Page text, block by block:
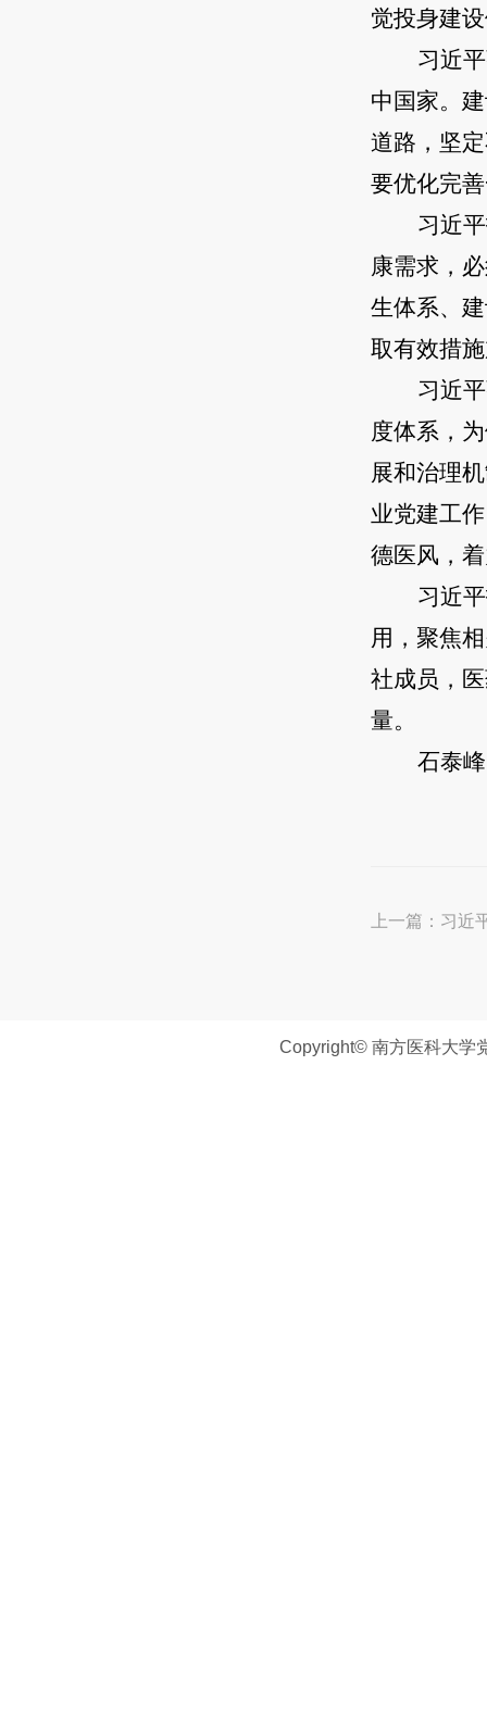
觉投身建
习近
中国家。
道路，坚
要优化完
习近
康需求，
生体系、
取有效措
习近
度体系，
展和治理
业党建工
德医风，
习近
用，聚焦
社成员，
量。
石泰
上一篇： 习近
Copyright© 南方医科大学